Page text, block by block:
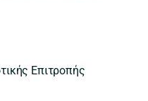
Επιτροπής